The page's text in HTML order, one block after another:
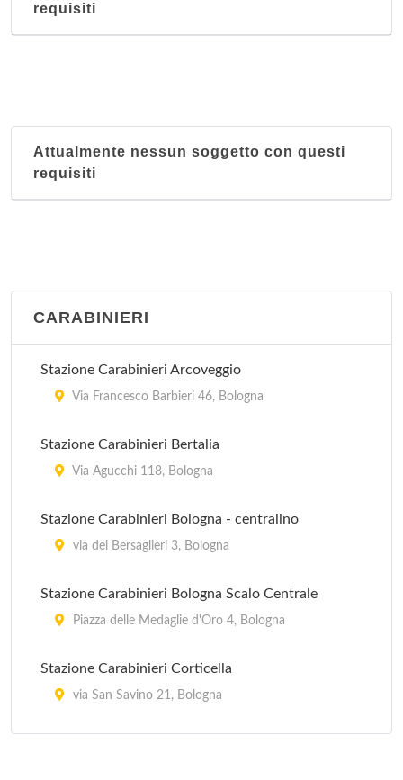
requisiti
Attualmente nessun soggetto con questi
requisiti
CARABINIERI
Stazione Carabinieri Arcoveggio
Via Francesco Barbieri 46, Bologna
Stazione Carabinieri Bertalia
Via Agucchi 118, Bologna
Stazione Carabinieri Bologna - centralino
via dei Bersaglieri 3, Bologna
Stazione Carabinieri Bologna Scalo Centrale
Piazza delle Medaglie d'Oro 4, Bologna
Stazione Carabinieri Corticella
via San Savino 21, Bologna